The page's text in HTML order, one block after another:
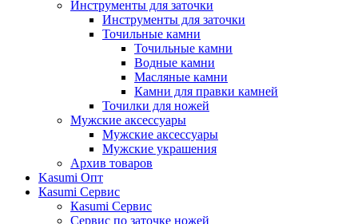
Инструменты для заточки
Инструменты для заточки
Точильные камни
Точильные камни
Водные камни
Масляные камни
Камни для правки камней
Точилки для ножей
Мужские аксессуары
Мужские аксессуары
Мужские украшения
Архив товаров
Kasumi Опт
Кasumi Сервис
Кasumi Сервис
Сервис по заточке ножей